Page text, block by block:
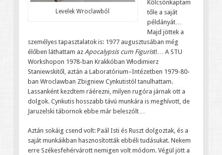
Levelek Wroclawból
Kölcsönkaptam
tőle a saját
példányát…
Majd jöttek a
személyes tapasztalatok is: 1977 augusztusában még
élőben láthattam az Apocalypsis cum Figurist!… A STU
Workshopon 1978-ban Krakkóban Włodimierz
Staniewskitől, aztán a Laboratórium–Intézetben 1979-80-
ban Wroclawban Zbigniew Cynkutistól tanulhattam.
Lassanként kezdtem ráérezni, milyen rugóra járnak ott a
dolgok. Cynkutis hosszabb távú munkára is meghívott, de
Jaruzelski tábornok ebbe már beleszólt…
Aztán sokáig csend volt: Paál Isti és Ruszt dolgoztak, és a
saját munkáikban hasznosították ebbéli tudásukat. Nekem
erre Székesfehérvárott nemigen volt módom. Végül jött a